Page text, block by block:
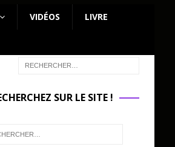
VIDÉOS LIVRE
SUR LE SITE !